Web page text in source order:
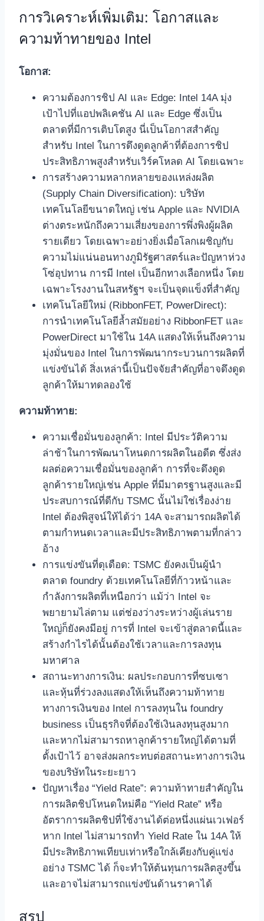
การวิเคราะห์เพิ่มเติม: โอกาสและ
ความท้าทายของ Intel
โอกาส:
ความต้องการชิป AI และ Edge: Intel 14A มุ่ง
เป้าไปที่แอปพลิเคชัน AI และ Edge ซึ่งเป็น
ตลาดที่มีการเติบโตสูง นี่เป็นโอกาสสำคัญ
สำหรับ Intel ในการดึงดูดลูกค้าที่ต้องการชิป
ประสิทธิภาพสูงสำหรับเวิร์คโหลด AI โดยเฉพาะ
การสร้างความหลากหลายของแหล่งผลิต
(Supply Chain Diversification): บริษัท
เทคโนโลยีขนาดใหญ่ เช่น Apple และ NVIDIA
ต่างตระหนักถึงความเสี่ยงของการพึ่งพิงผู้ผลิต
รายเดียว โดยเฉพาะอย่างยิ่งเมื่อโลกเผชิญกับ
ความไม่แน่นอนทางภูมิรัฐศาสตร์และปัญหาห่วง
โซ่อุปทาน การมี Intel เป็นอีกทางเลือกหนึ่ง โดย
เฉพาะโรงงานในสหรัฐฯ จะเป็นจุดแข็งที่สำคัญ
เทคโนโลยีใหม่ (RibbonFET, PowerDirect):
การนำเทคโนโลยีล้ำสมัยอย่าง RibbonFET และ
PowerDirect มาใช้ใน 14A แสดงให้เห็นถึงความ
มุ่งมั่นของ Intel ในการพัฒนากระบวนการผลิตที่
แข่งขันได้ สิ่งเหล่านี้เป็นปัจจัยสำคัญที่อาจดึงดูด
ลูกค้าให้มาทดลองใช้
ความท้าทาย:
ความเชื่อมั่นของลูกค้า: Intel มีประวัติความ
ล่าช้าในการพัฒนาโหนดการผลิตในอดีต ซึ่งส่ง
ผลต่อความเชื่อมั่นของลูกค้า การที่จะดึงดูด
ลูกค้ารายใหญ่เช่น Apple ที่มีมาตรฐานสูงและมี
ประสบการณ์ที่ดีกับ TSMC นั้นไม่ใช่เรื่องง่าย
Intel ต้องพิสูจน์ให้ได้ว่า 14A จะสามารถผลิตได้
ตามกำหนดเวลาและมีประสิทธิภาพตามที่กล่าว
อ้าง
การแข่งขันที่ดุเดือด: TSMC ยังคงเป็นผู้นำ
ตลาด foundry ด้วยเทคโนโลยีที่ก้าวหน้าและ
กำลังการผลิตที่เหนือกว่า แม้ว่า Intel จะ
พยายามไล่ตาม แต่ช่องว่างระหว่างผู้เล่นราย
ใหญ่ก็ยังคงมีอยู่ การที่ Intel จะเข้าสู่ตลาดนี้และ
สร้างกำไรได้นั้นต้องใช้เวลาและการลงทุน
มหาศาล
สถานะทางการเงิน: ผลประกอบการที่ซบเซา
และหุ้นที่ร่วงลงแสดงให้เห็นถึงความท้าทาย
ทางการเงินของ Intel การลงทุนใน foundry
business เป็นธุรกิจที่ต้องใช้เงินลงทุนสูงมาก
และหากไม่สามารถหาลูกค้ารายใหญ่ได้ตามที่
ตั้งเป้าไว้ อาจส่งผลกระทบต่อสถานะทางการเงิน
ของบริษัทในระยะยาว
ปัญหาเรื่อง “Yield Rate”: ความท้าทายสำคัญใน
การผลิตชิปโหนดใหม่คือ “Yield Rate” หรือ
อัตราการผลิตชิปที่ใช้งานได้ต่อหนึ่งแผ่นเวเฟอร์
หาก Intel ไม่สามารถทำ Yield Rate ใน 14A ให้
มีประสิทธิภาพเทียบเท่าหรือใกล้เคียงกับคู่แข่ง
อย่าง TSMC ได้ ก็จะทำให้ต้นทุนการผลิตสูงขึ้น
และอาจไม่สามารถแข่งขันด้านราคาได้
สรุป